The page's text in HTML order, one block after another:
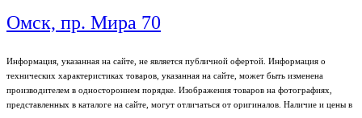
Омск, пр. Мира 70
Информация, указанная на сайте, не является публичной офертой. Информация о
технических характеристиках товаров, указанная на сайте, может быть изменена
производителем в одностороннем порядке. Изображения товаров на фотографиях,
представленных в каталоге на сайте, могут отличаться от оригиналов. Наличие и цены в